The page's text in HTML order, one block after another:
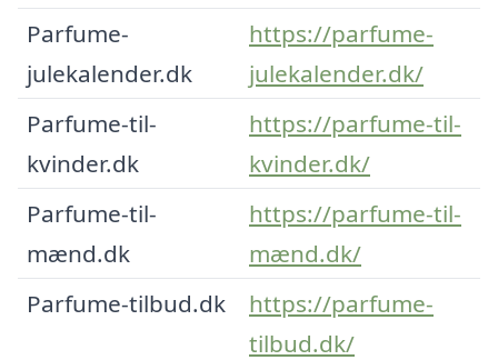
Parfume-
julekalender.dk
https://parfume-
julekalender.dk/
Parfume-til-
kvinder.dk
https://parfume-til-
kvinder.dk/
Parfume-til-
mænd.dk
https://parfume-til-
mænd.dk/
Parfume-tilbud.dk
https://parfume-
tilbud.dk/